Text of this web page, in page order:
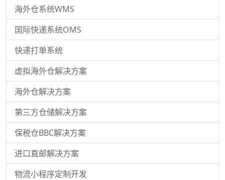
海外仓系统WMS
国际快递系统OMS
快递打单系统
虚拟海外仓解决方案
海外仓解决方案
第三方仓储解决方案
保税仓BBC解决方案
进口直邮解决方案
物流小程序定制开发